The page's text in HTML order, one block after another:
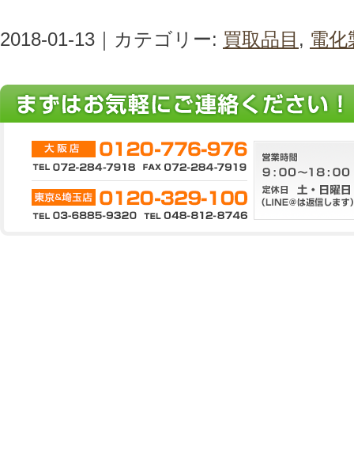
2018-01-13｜カテゴリー: 買取品目 , 電化